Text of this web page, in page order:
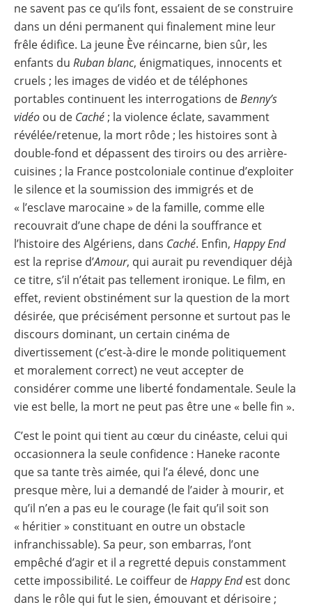
ne savent pas ce qu’ils font, essaient de se construire
dans un déni permanent qui finalement mine leur
frêle édifice. La jeune Ève réincarne, bien sûr, les
enfants du Ruban blanc, énigmatiques, innocents et
cruels ; les images de vidéo et de téléphones
portables continuent les interrogations deBenny’s
vidéo ou de Caché ; la violence éclate, savamment
révélée/retenue, la mort rôde ; les histoires sont à
double-fond et dépassent des tiroirs ou des arrière-
cuisines ; la France postcoloniale continue d’exploiter
le silence et la soumission des immigrés et de
« l’esclave marocaine » de la famille, comme elle
recouvrait d’une chape de déni la souffrance et
l’histoire des Algériens, dans Caché. Enfin, Happy End
est la reprise d’Amour, qui aurait pu revendiquer déjà
ce titre, s’il n’était pas tellement ironique. Le film, en
effet, revient obstinément sur la question de la mort
désirée, que précisément personne et surtout pas le
discours dominant, un certain cinéma de
divertissement (c’est-à-dire le monde politiquement
et moralement correct) ne veut accepter de
considérer comme une liberté fondamentale. Seule la
vie est belle, la mort ne peut pas être une « belle fin ».
C’est le point qui tient au cœur du cinéaste, celui qui
occasionnera la seule confidence : Haneke raconte
que sa tante très aimée, qui l’a élevé, donc une
presque mère, lui a demandé de l’aider à mourir, et
qu’il n’en a pas eu le courage (le fait qu’il soit son
« héritier » constituant en outre un obstacle
infranchissable). Sa peur, son embarras, l’ont
empêché d’agir et il a regretté depuis constamment
cette impossibilité. Le coiffeur deHappy Endest donc
dans le rôle qui fut le sien, émouvant et dérisoire ;